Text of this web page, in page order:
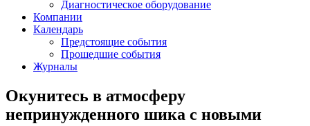
Диагностическое оборудование
Компании
Календарь
Предстоящие события
Прошедшие события
Журналы
Окунитесь в атмосферу
непринужденного шика с новыми